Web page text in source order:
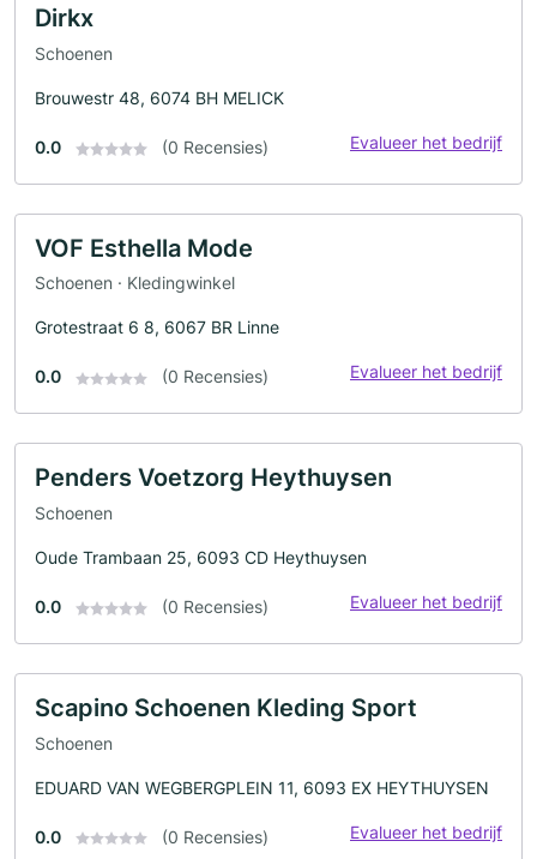
Dirkx
Schoenen
Brouwestr 48, 6074 BH MELICK
0.0 (0 Recensies) Evalueer het bedrijf
VOF Esthella Mode
Schoenen · Kledingwinkel
Grotestraat 6 8, 6067 BR Linne
0.0 (0 Recensies) Evalueer het bedrijf
Penders Voetzorg Heythuysen
Schoenen
Oude Trambaan 25, 6093 CD Heythuysen
0.0 (0 Recensies) Evalueer het bedrijf
Scapino Schoenen Kleding Sport
Schoenen
EDUARD VAN WEGBERGPLEIN 11, 6093 EX HEYTHUYSEN
0.0 (0 Recensies) Evalueer het bedrijf